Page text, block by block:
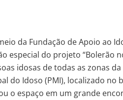
da Fundação de Apoio ao
especial do projeto “Bolerão
idosas de todas as zonas
do Idoso (PMI), localizado no
o espaço em um grande